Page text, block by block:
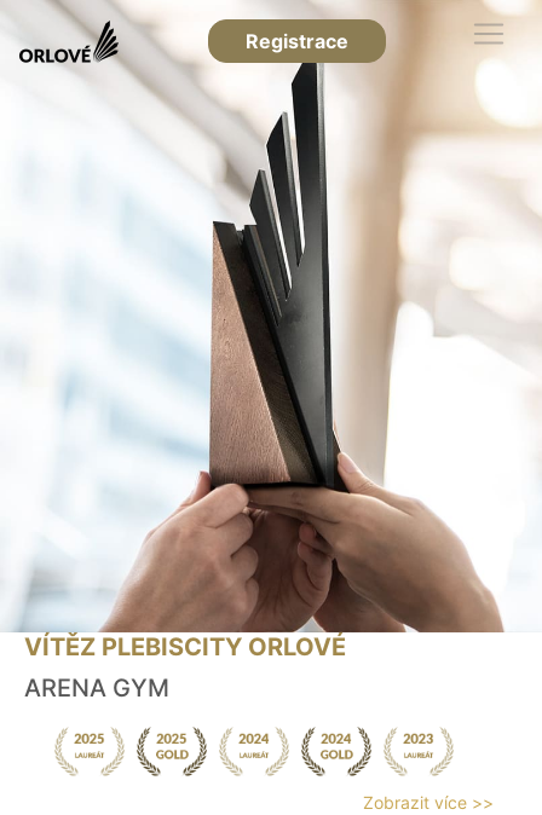
Registrace
VÍTĚZ PLEBISCITY ORLOVÉ
ARENA GYM
Zobrazit více >>